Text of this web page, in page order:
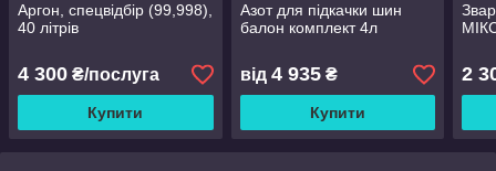
Аргон, спецвідбір (99,998),
40 літрів
4 300 ₴/послуга
Купити
Азот для підкачки шин
балон комплект 4л
від 4 935₴
Купити
2